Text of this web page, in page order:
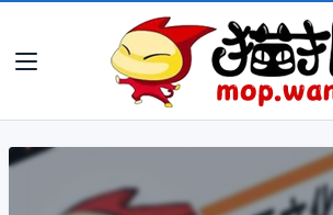
请求出错,详细查看控制台
请求出错,详细查看控制台